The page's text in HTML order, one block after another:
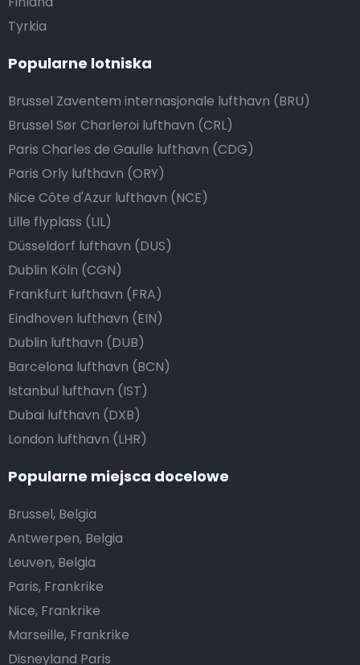
Tyrkia
Popularne lotniska
Brussel Zaventem internasjonale lufthavn (BRU)
Brussel Sør Charleroi lufthavn (CRL)
Paris Charles de Gaulle lufthavn (CDG)
Paris Orly lufthavn (ORY)
Nice Côte d'Azur lufthavn (NCE)
Lille flyplass (LIL)
Düsseldorf lufthavn (DUS)
Dublin Köln (CGN)
Frankfurt lufthavn (FRA)
Eindhoven lufthavn (EIN)
Dublin lufthavn (DUB)
Barcelona lufthavn (BCN)
Istanbul lufthavn (IST)
Dubai lufthavn (DXB)
London lufthavn (LHR)
Popularne miejsca docelowe
Brussel, Belgia
Antwerpen, Belgia
Leuven, Belgia
Paris, Frankrike
Nice, Frankrike
Marseille, Frankrike
Disneyland Paris